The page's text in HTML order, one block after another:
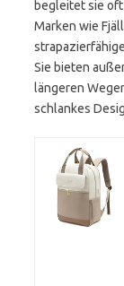
begleitet sie
Marken wie
Sie bieten
längeren
schlankes